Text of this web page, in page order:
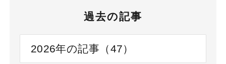
過去の記事
2026年の記事（47）